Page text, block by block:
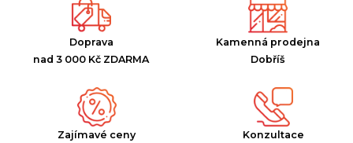
Doprava
nad 3 000 Kč ZDARMA
Kamenná prodejna
Dobříš
Zajímavé ceny
Konzultace